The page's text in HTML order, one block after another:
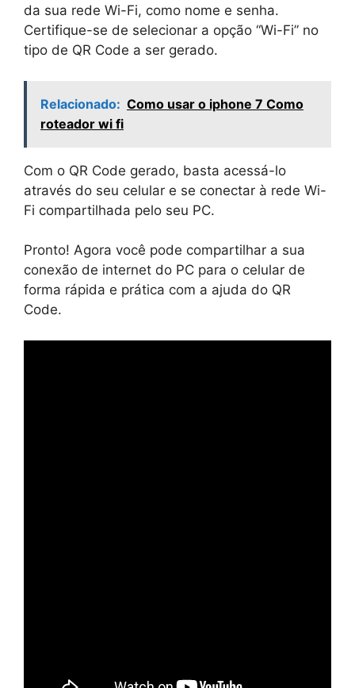
da sua rede Wi-Fi, como nome e senha.
Certifique-se de selecionar a opção “Wi-Fi” no
tipo de QR Code a ser gerado.
Relacionado: Como usar o iphone 7 Como
roteador wi fi
Com o QR Code gerado, basta acessá-lo
através do seu celular e se conectar à rede Wi-
Fi compartilhada pelo seu PC.
Pronto! Agora você pode compartilhar a sua
conexão de internet do PC para o celular de
forma rápida e prática com a ajuda do QR
Code.